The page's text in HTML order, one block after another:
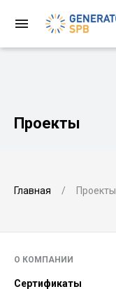
Проекты
Главная Проекты
О КОМПАНИИ
Сертификаты